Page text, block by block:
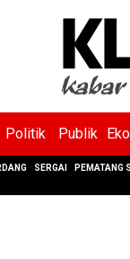
Politik Publik
SERGAI PEMATANG